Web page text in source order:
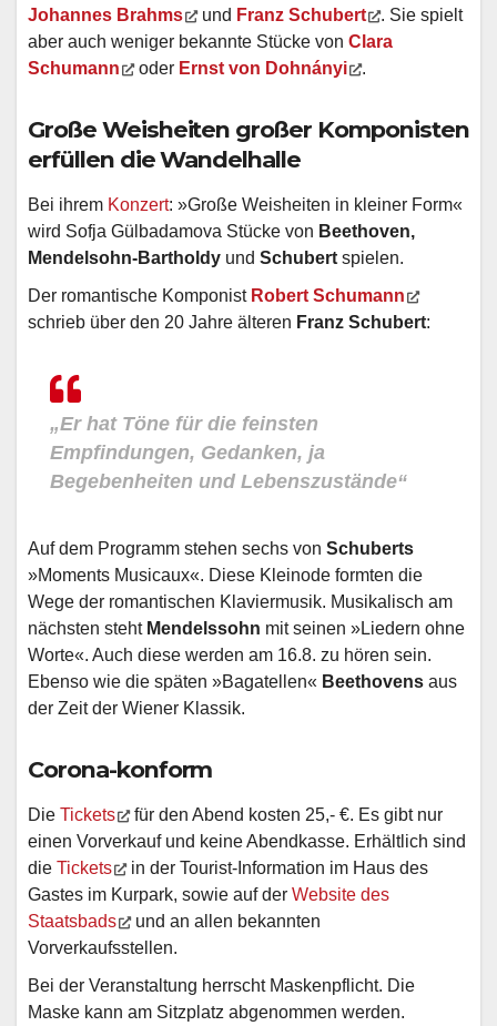
Johannes Brahms
und Franz Schubert
. Sie spielt
aber auch weniger bekannte Stücke von Clara
Schumann
oder Ernst von Dohnányi .
Große Weisheiten großer Komponisten
erfüllen die Wandelhalle
Bei ihrem Konzert: »Große Weisheiten in kleiner Form«
wird Sofja Gülbadamova Stücke von Beethoven,
Mendelsohn-Bartholdy und Schubert spielen.
Der romantische Komponist Robert Schumann
schrieb über den 20 Jahre älteren Franz Schubert:
„Er hat Töne für die feinsten
Empfindungen, Gedanken, ja
Begebenheiten und Lebenszustände“
Auf dem Programm stehen sechs von Schuberts
»Moments Musicaux«. Diese Kleinode formten die
Wege der romantischen Klaviermusik. Musikalisch am
nächsten steht Mendelssohn mit seinen »Liedern ohne
Worte«. Auch diese werden am 16.8. zu hören sein.
Ebenso wie die späten »Bagatellen« Beethovens aus
der Zeit der Wiener Klassik.
Corona-konform
Die Tickets
für den Abend kosten 25,- €. Es gibt nur
einen Vorverkauf und keine Abendkasse. Erhältlich sind
die Tickets
in der Tourist-Information im Haus des
Gastes im Kurpark, sowie auf der Website des
Staatsbads
und an allen bekannten
Vorverkaufsstellen.
Bei der Veranstaltung herrscht Maskenpflicht. Die
Maske kann am Sitzplatz abgenommen werden.